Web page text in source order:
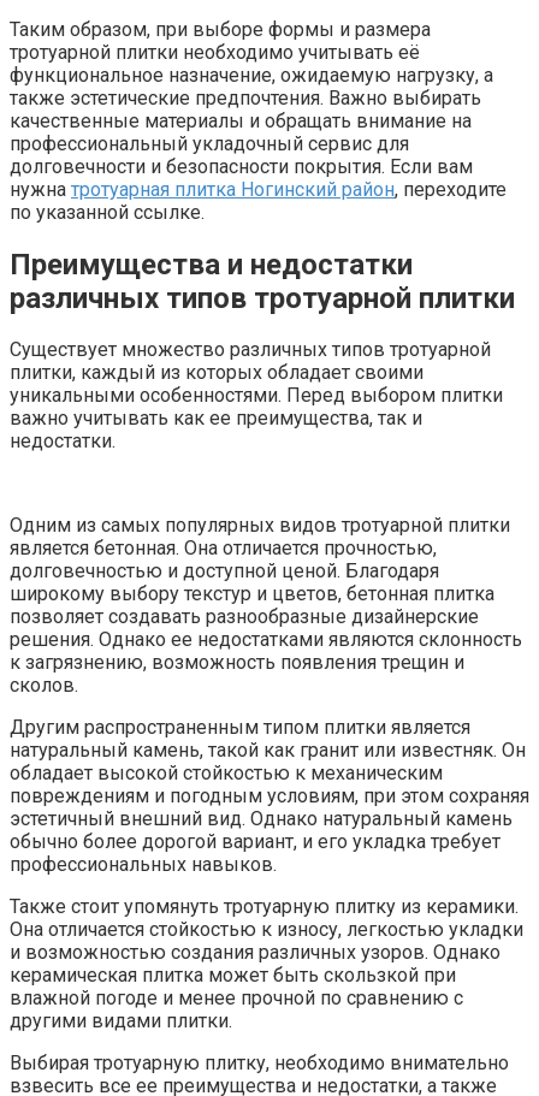
Таким образом, при выборе формы и размера
тротуарной плитки необходимо учитывать её
функциональное назначение, ожидаемую нагрузку, а
также эстетические предпочтения. Важно выбирать
качественные материалы и обращать внимание на
профессиональный укладочный сервис для
долговечности и безопасности покрытия. Если вам
нужна тротуарная плитка Ногинский район, переходите
по указанной ссылке.
Преимущества и недостатки
различных типов тротуарной плитки
Существует множество различных типов тротуарной
плитки, каждый из которых обладает своими
уникальными особенностями. Перед выбором плитки
важно учитывать как ее преимущества, так и
недостатки.
Одним из самых популярных видов тротуарной плитки
является бетонная. Она отличается прочностью,
долговечностью и доступной ценой. Благодаря
широкому выбору текстур и цветов, бетонная плитка
позволяет создавать разнообразные дизайнерские
решения. Однако ее недостатками являются склонность
к загрязнению, возможность появления трещин и
сколов.
Другим распространенным типом плитки является
натуральный камень, такой как гранит или известняк. Он
обладает высокой стойкостью к механическим
повреждениям и погодным условиям, при этом сохраняя
эстетичный внешний вид. Однако натуральный камень
обычно более дорогой вариант, и его укладка требует
профессиональных навыков.
Также стоит упомянуть тротуарную плитку из керамики.
Она отличается стойкостью к износу, легкостью укладки
и возможностью создания различных узоров. Однако
керамическая плитка может быть скользкой при
влажной погоде и менее прочной по сравнению с
другими видами плитки.
Выбирая тротуарную плитку, необходимо внимательно
взвесить все ее преимущества и недостатки, а также